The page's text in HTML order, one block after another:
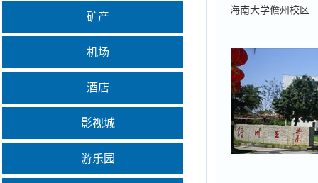
矿产
机场
酒店
影视城
游乐园
海南大学儋州校区